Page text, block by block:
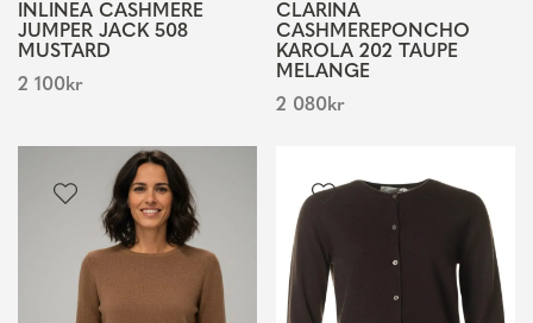
INLINEA CASHMERE
JUMPER JACK 508
MUSTARD
2 100kr
CLARINA
CASHMEREPONCHO
KAROLA 202 TAUPE
MELANGE
2 080kr